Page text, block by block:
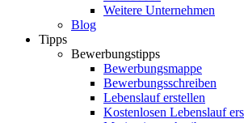
Weitere Unternehmen
Blog
Tipps
Bewerbungstipps
Bewerbungsmappe
Bewerbungsschreiben
Lebenslauf erstellen
Kostenlosen Lebenslauf